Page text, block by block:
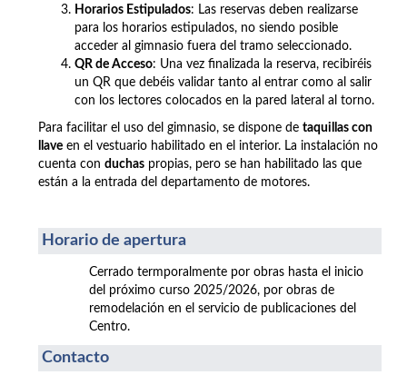
Horarios Estipulados: Las reservas deben realizarse
para los horarios estipulados, no siendo posible
acceder al gimnasio fuera del tramo seleccionado.
QR de Acceso: Una vez finalizada la reserva, recibiréis
un QR que debéis validar tanto al entrar como al salir
con los lectores colocados en la pared lateral al torno.
Para facilitar el uso del gimnasio, se dispone de taquillas con
llave en el vestuario habilitado en el interior. La instalación no
cuenta con duchas propias, pero se han habilitado las que
están a la entrada del departamento de motores.
Horario de apertura
Cerrado termporalmente por obras hasta el inicio
del próximo curso 2025/2026, por obras de
remodelación en el servicio de publicaciones del
Centro.
Contacto